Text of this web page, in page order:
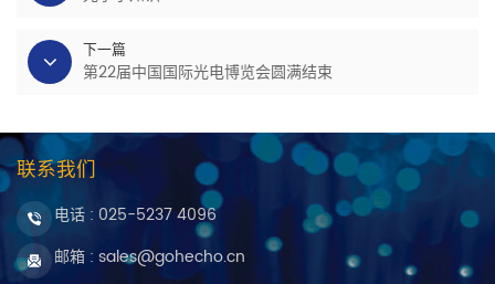
下一篇
第22届中国国际光电博览会圆满结束
联系我们
电话 : 025-5237 4096
邮箱 : sales@gohecho.cn